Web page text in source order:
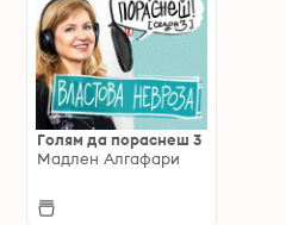
Голям да пораснеш 3
Мадлен Алгафари